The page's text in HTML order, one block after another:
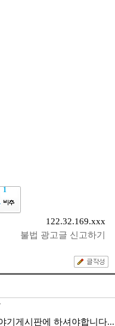
1
122.32.169.xxx
불법 광고글 신고하기
기게시판에 하셔야합니다...